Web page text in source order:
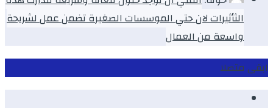
الثأثيرات لان حتي الموسسات الصغيرة تضمن عمل لشريحة
واسعة من العمال
ابقى متصلا